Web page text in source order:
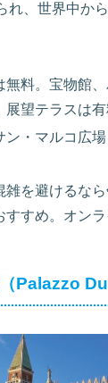
れ、世界中か
無料。宝物館
望テラスは有
ン・マルコ広
雑を避けるな
すめ。オンラ
Palazzo